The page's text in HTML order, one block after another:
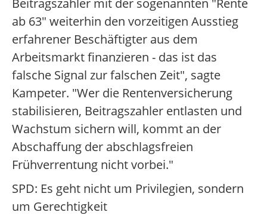
Beitragszahler mit der sogenannten "Rente
ab 63" weiterhin den vorzeitigen Ausstieg
erfahrener Beschäftigter aus dem
Arbeitsmarkt finanzieren - das ist das
falsche Signal zur falschen Zeit", sagte
Kampeter. "Wer die Rentenversicherung
stabilisieren, Beitragszahler entlasten und
Wachstum sichern will, kommt an der
Abschaffung der abschlagsfreien
Frühverrentung nicht vorbei."
SPD: Es geht nicht um Privilegien, sondern
um Gerechtigkeit